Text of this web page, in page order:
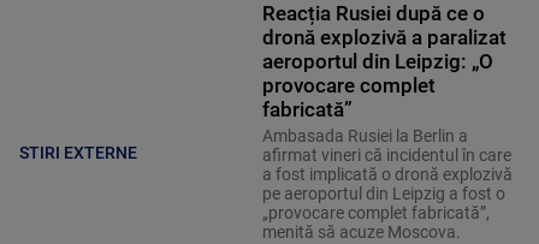
STIRI EXTERNE
Reacția Rusiei după ce o
dronă explozivă a paralizat
aeroportul din Leipzig: „O
provocare complet
fabricată”
Ambasada Rusiei la Berlin a
afirmat vineri că incidentul în care
a fost implicată o dronă explozivă
pe aeroportul din Leipzig a fost o
„provocare complet fabricată”,
menită să acuze Moscova.